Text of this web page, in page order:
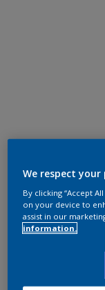
We respect your
By clicking “Accept
on your device to
assist in our
information.